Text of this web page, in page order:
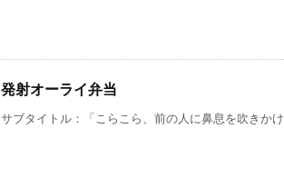
発射オーライ弁当
サブタイトル：「こらこら、前の人に鼻息を吹きか